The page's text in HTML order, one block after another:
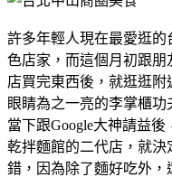
許多年輕人現在最愛逛
色店家，而這個月初跟
店買完東西後，就逛逛
眼睛為之一亮的李掌櫃功
當下跟Google大神請益
乾拌麵館的二代店，就
錯，因為除了麵好吃外